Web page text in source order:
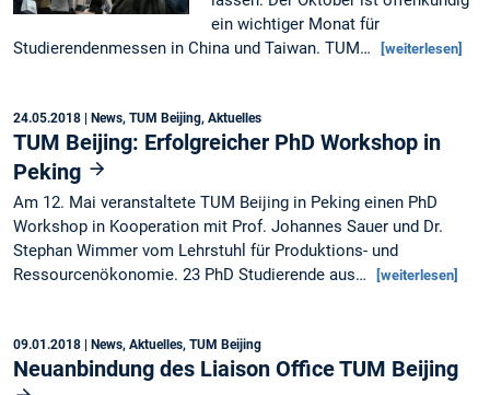
ein wichtiger Monat für
Studierendenmessen in China und Taiwan. TUM…
[weiterlesen]
24.05.2018 | News, TUM Beijing, Aktuelles
TUM Beijing: Erfolgreicher PhD Workshop in
Peking
Am 12. Mai veranstaltete TUM Beijing in Peking einen PhD
Workshop in Kooperation mit Prof. Johannes Sauer und Dr.
Stephan Wimmer vom Lehrstuhl für Produktions- und
Ressourcenökonomie. 23 PhD Studierende aus…
[weiterlesen]
09.01.2018 | News, Aktuelles, TUM Beijing
Neuanbindung des Liaison Office TUM Beijing